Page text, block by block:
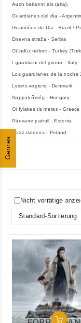
Genres
Auch bekannt als (aka):
Guardianes del día -
Guardiões do Dia - Brazil /
Dnevna straža - Serbia
Gündüz nöbeti - Turkey
I guardiani del giorno - Italy
Los guardianes de la noche
Lysets vogtere - Denmark
Nappali őrség - Hungary
Oi fylakes tis meras - Greece
Päevane patrull - Estonia
Straz dzienna - Poland
Nicht vorrätige
In Den